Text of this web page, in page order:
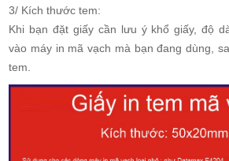
3/ Kích thước tem:
Khi bạn đặt giấy cần lưu ý khổ giấy, độ
vào máy in mã vạch mà bạn đang dùng,
tem.